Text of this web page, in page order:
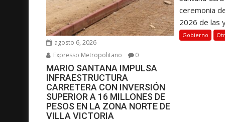
agosto 6, 2026
Expresso Metropolitano
0
MARIO SANTANA IMPULSA
INFRAESTRUCTURA
CARRETERA CON INVERSIÓN
SUPERIOR A 16 MILLONES DE
PESOS EN LA ZONA NORTE DE
VILLA VICTORIA
ceremonia
2026 de las
Gobierno